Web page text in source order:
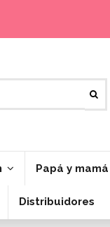
Papá y mamá
Distribuidores